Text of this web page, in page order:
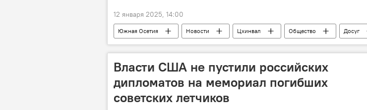
12 января 2025, 14:00
Южная Осетия Новости Цхинвал Общество Досуг
Власти США не пустили российских
дипломатов на мемориал погибших
советских летчиков